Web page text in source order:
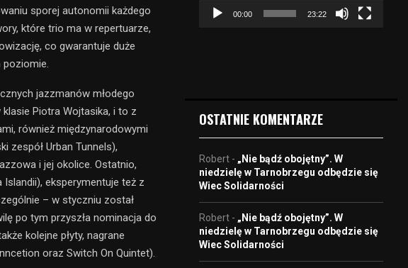
sporej autonomii każdego
które trio ma w repertuarze,
co gwarantuje duże
jazzmanów młodego
Piotra Wojtasika, i to z
również międzynarodowymi
zespół Urban Tunnels),
i jej okolice. Ostatnio,
eksperymentuje też z
– w styczniu został
po tym przyszła nominacja do
kolejne płyty, nagrane
oraz Switch On Quintet).
e
o
00:00 23:22
OSTATNIE KOMENTARZE
Robert - „Nie bądź obojętny”. W
niedzielę w Tarnobrzegu odbędzie się
Wiec Solidarności
Robert - „Nie bądź obojętny”. W
niedzielę w Tarnobrzegu odbędzie się
Wiec Solidarności